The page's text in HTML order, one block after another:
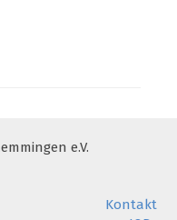
e.V.
Kontakt